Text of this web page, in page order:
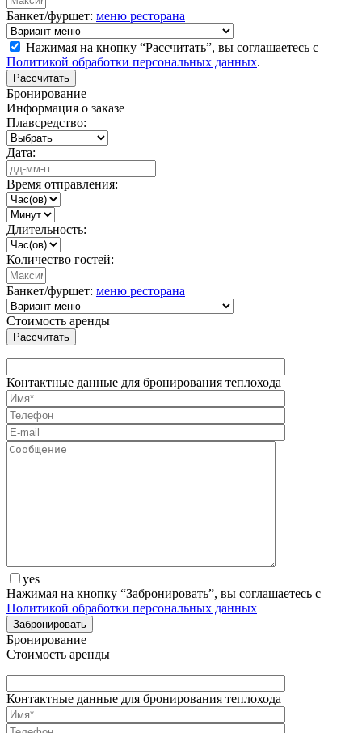
Банкет/фуршет: меню ресторана
Нажимая на кнопку “Рассчитать”, вы соглашаетесь с
Политикой обработки персональных данных.
Рассчитать
Бронирование
Информация о заказе
Плавсредство:
Дата:
Время отправления:
Длительность:
Количество гостей:
Банкет/фуршет: меню ресторана
Стоимость аренды
Рассчитать
Контактные данные для бронирования теплохода
yes
Нажимая на кнопку “Забронировать”, вы соглашаетесь с
Политикой обработки персональных данных
Бронирование
Стоимость аренды
Контактные данные для бронирования теплохода